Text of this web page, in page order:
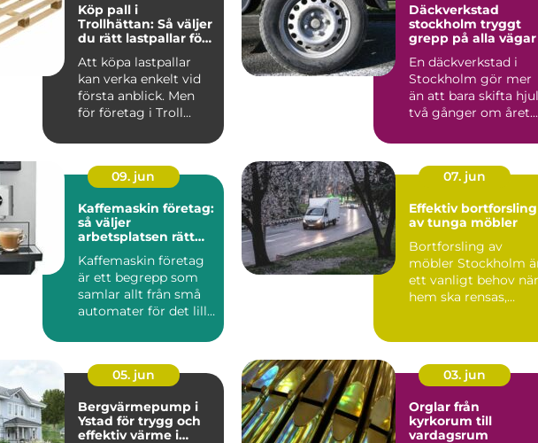
Köp pall i
Trollhättan: Så väljer
du rätt lastpallar för
Att köpa lastpallar
kan verka enkelt vid
första anblick. Men
för företag i Troll...
Däckverkstad
stockholm tryggt
grepp på alla vägar
En däckverkstad i
Stockholm gör mer
än att bara skifta hjul
två gånger om året.
09. jun
Kaffemaskin företag:
så väljer
arbetsplatsen rätt
Kaffemaskin företag
är ett begrepp som
samlar allt från små
automater för det lilla
07. jun
Effektiv bortforsling
av tunga möbler
Bortforsling av
möbler Stockholm
ett vanligt behov när
hem ska rensas,
05. jun
Bergvärmepump i
Ystad för trygg och
effektiv värme i
03. jun
Orglar från
kyrkorum till
vardagsrum